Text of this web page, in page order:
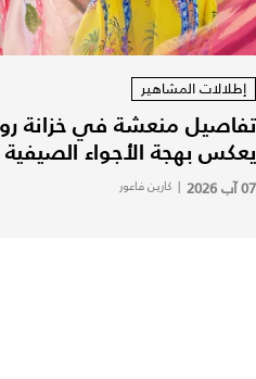
إطلالات المشاهير
تفاصيل منعشة في خزانة
يعكس بهجة الأجواء الصيفية
07 آب 2026 | كارين فاعور